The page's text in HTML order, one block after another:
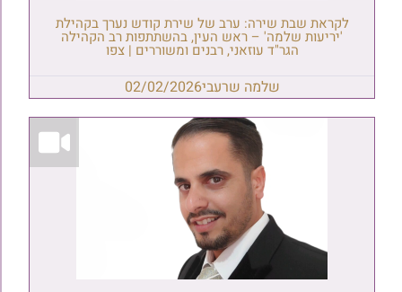
לקראת שבת שירה: ערב של שירת קודש נערך בקהילת
'יריעות שלמה' – ראש העין, בהשתתפות רב הקהילה
הגר"ד עוזאני, רבנים ומשוררים | צפו
שלמה שרעבי02/02/2026